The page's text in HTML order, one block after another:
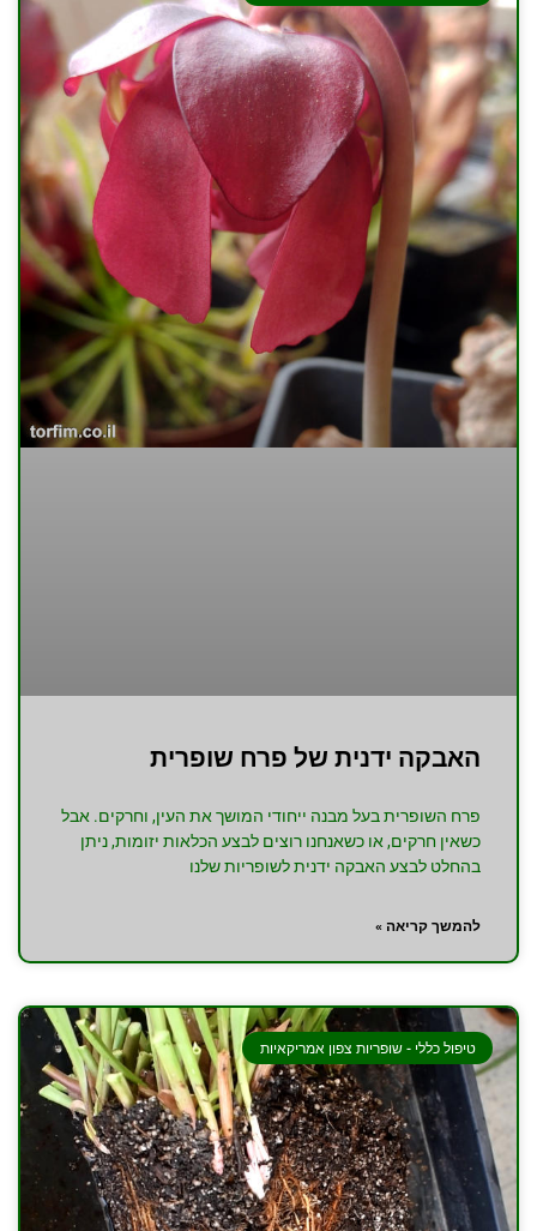
האבקה ידנית של פרח שופרית
פרח השופרית בעל מבנה ייחודי המושך את העין, וחרקים. אבל
כשאין חרקים, או כשאנחנו רוצים לבצע הכלאות יזומות, ניתן
בהחלט לבצע האבקה ידנית לשופריות שלנו
להמשך קריאה »
טיפול כללי - שופריות צפון אמריקאיות